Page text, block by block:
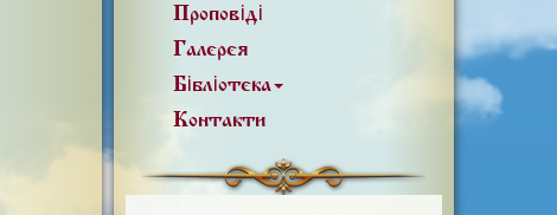
Проповіді
Галерея
Бібліотека
Контакти